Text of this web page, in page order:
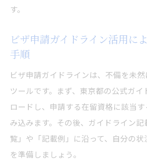
す。
ビザ申請ガイドライン活用に
手順
ビザ申請ガイドラインは、不備を未
ツールです。まず、東京都の公式ガイ
ロードし、申請する在留資格に該当
み込みます。その後、ガイドライン
覧」や「記載例」に沿って、自分の
を準備しましょう。